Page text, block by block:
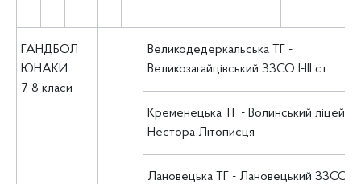
ГАНДБОЛ
ЮНАКИ
7-8 класи
Великодедеркальська ТГ -
Великозагайцівський ЗЗСО І-ІІІ ст.
Кременецька ТГ - Волинський ліцей ім.
Нестора Літописця
Лановецька ТГ - Лановецький ЗЗСО І-